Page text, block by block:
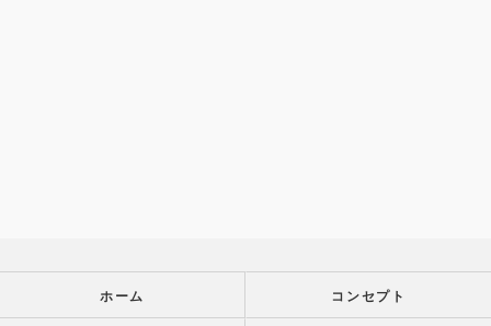
ホーム コンセプト